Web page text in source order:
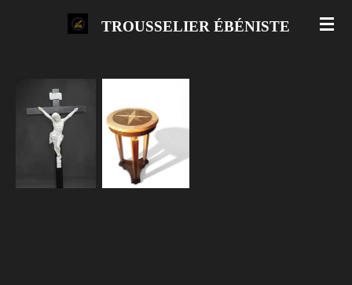
principal
TROUSSELIER ÉBÉNISTE